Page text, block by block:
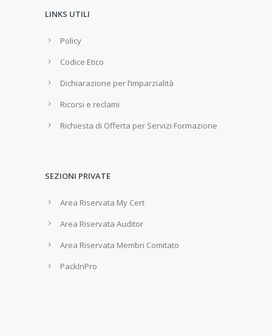
LINKS UTILI
Policy
Codice Etico
Dichiarazione per l’imparzialità
Ricorsi e reclami
Richiesta di Offerta per Servizi Formazione
SEZIONI PRIVATE
Area Riservata My Cert
Area Riservata Auditor
Area Riservata Membri Comitato
PackInPro